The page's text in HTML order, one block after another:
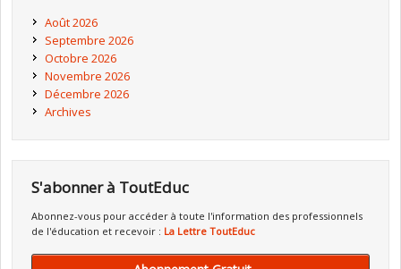
Août 2026
Septembre 2026
Octobre 2026
Novembre 2026
Décembre 2026
Archives
S'abonner à ToutEduc
Abonnez-vous pour accéder à toute l'information des professionnels
de l'éducation et recevoir : La Lettre ToutEduc